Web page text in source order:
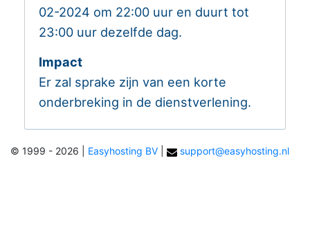
02-2024 om 22:00 uur en duurt tot
23:00 uur dezelfde dag.
Impact
Er zal sprake zijn van een korte
onderbreking in de dienstverlening.
© 1999 - 2026 Easyhosting BV support@easyhosting.nl